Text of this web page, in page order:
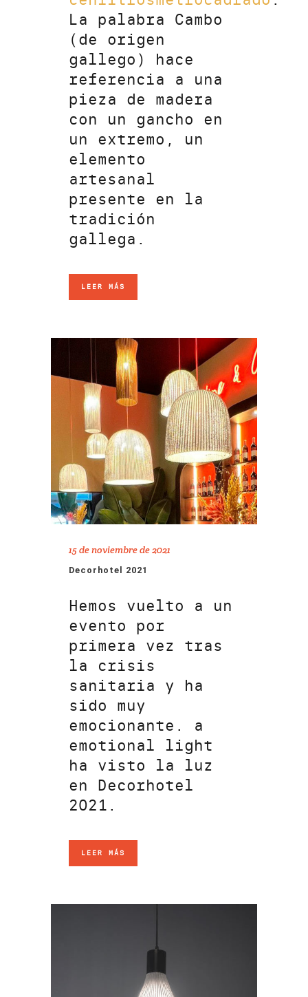
La palabra Cambo
(de origen
gallego) hace
referencia a una
pieza de madera
con un gancho en
un extremo, un
elemento
artesanal
presente en la
tradición
gallega.
LEER MÁS
15 de noviembre de 2021
Decorhotel 2021
Hemos vuelto a un
evento por
primera vez tras
la crisis
sanitaria y ha
sido muy
emocionante. a
emotional light
ha visto la luz
en Decorhotel
2021.
LEER MÁS